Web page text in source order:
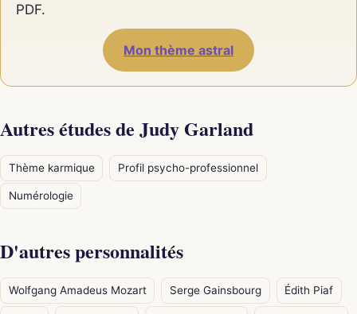
PDF.
Mon thème astral
Autres études de Judy Garland
Thème karmique Profil psycho-professionnel
Numérologie
D'autres personnalités
Wolfgang Amadeus Mozart Serge Gainsbourg Édith Piaf